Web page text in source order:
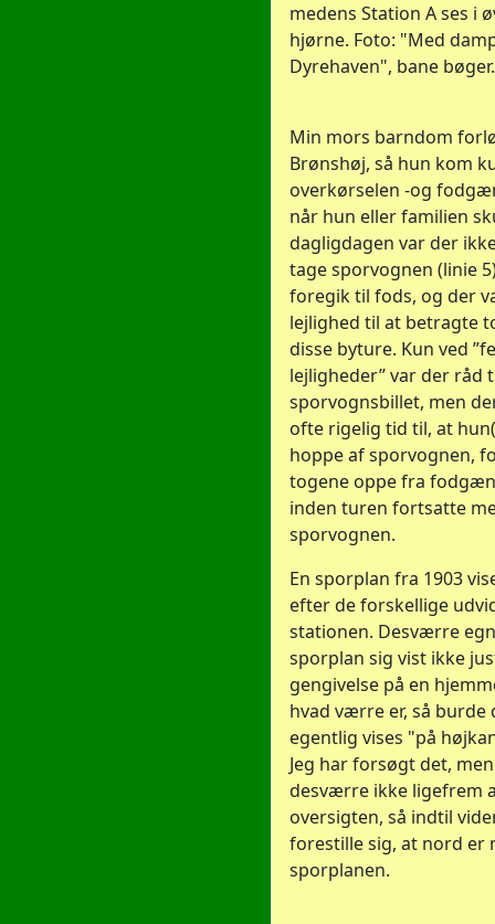
medens Station A ses i
hjørne. Foto: "Med
Dyrehaven", bane bøger.
Min mors barndom
Brønshøj, så hun kom
overkørselen -og
når hun eller familien
dagligdagen var der
tage sporvognen (linie
foregik til fods, og der
lejlighed til at betragte
disse byture. Kun ved
lejligheder” var der råd
sporvognsbillet, men
ofte rigelig tid til, at
hoppe af sporvognen,
togene oppe fra
inden turen fortsatte
sporvognen.
En sporplan fra 1903
efter de forskellige
stationen. Desværre
sporplan sig vist ikke
gengivelse på en
hvad værre er, så burde
egentlig vises "på
Jeg har forsøgt det,
desværre ikke ligefrem
oversigten, så indtil
forestille sig, at nord er
sporplanen.